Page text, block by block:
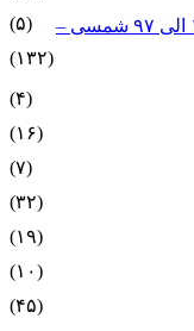
(۵)
(۱۳۲)
(۴)
(۱۶)
(۷)
(۳۲)
(۱۹)
(۱۰)
(۴۵)